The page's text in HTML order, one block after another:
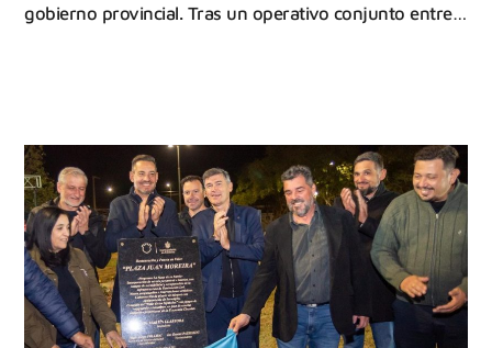
gobierno provincial. Tras un operativo conjunto entre…